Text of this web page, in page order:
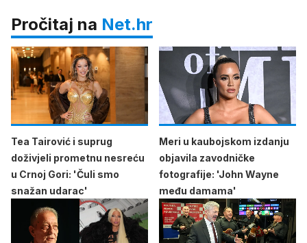
Pročitaj na Net.hr
Tea Tairović i suprug
doživjeli prometnu nesreću
u Crnoj Gori: 'Čuli smo
snažan udarac'
Meri u kaubojskom izdanju
objavila zavodničke
fotografije: 'John Wayne
među damama'